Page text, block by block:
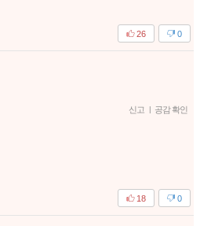
0
26
신고 | 공감 확인
0
18